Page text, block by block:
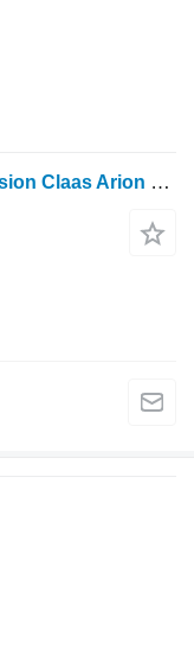
Käigukast Claas Gear box transmission Claas Arion 640 1161B5 tüübi jaoks ratastraktori